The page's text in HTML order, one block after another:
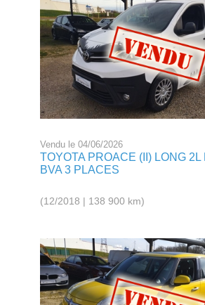
Vendu le 04/06/2026
TOYOTA PROACE (II) LONG 2L
BVA 3 PLACES
(12/2018 | 138 900 km)